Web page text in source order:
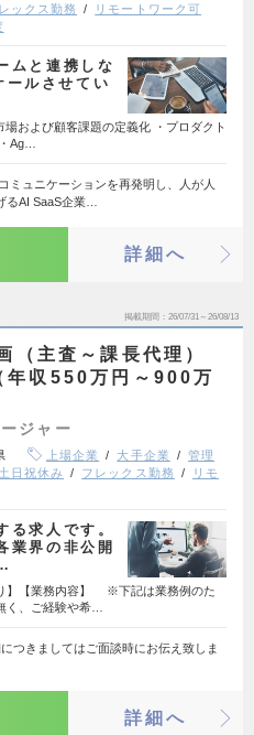
ックス勤務
リモートワーク可
ムと連携しな
ルさせてい
場および顧客課題の定義化 ・プロダクト
Ag…
ミュニケーションを再発明し、人が人
るAI SaaS企業…
詳細へ
掲載期間 26/07/31～26/08/13
（主査～課長代理）
年収550万円～900万
ジャー
上場企業 大手企業
管理
土日祝休み フレックス勤務
リモ
る求人です。
業界の非公開
】【業務内容】 ※下記は業務例のた
く、ご経験や希…
つきましてはご面談時にお伝え致しま
詳細へ